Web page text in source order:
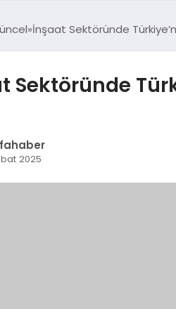
İnşaat Sektöründe
Sektöründe
2025